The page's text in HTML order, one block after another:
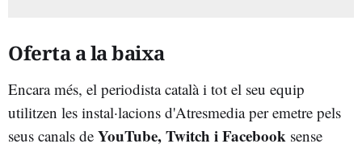
Oferta a la baixa
Encara més, el periodista català i tot el seu equip
utilitzen les instal·lacions d'Atresmedia per emetre pels
seus canals de YouTube, Twitch i Facebook sense